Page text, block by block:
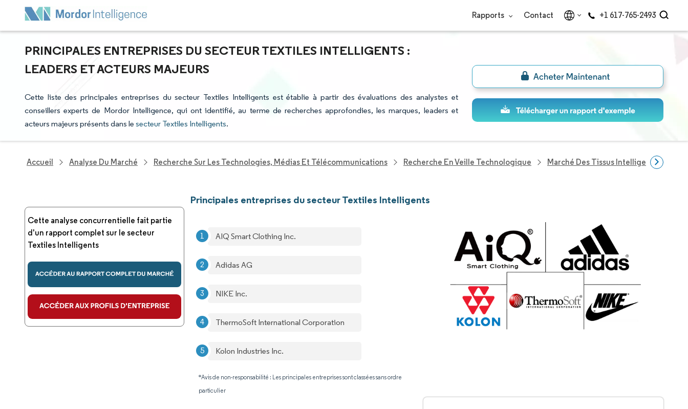
Rapports Contact +1 617-765-2493
PRINCIPALES ENTREPRISES DU SECTEUR TEXTILES INTELLIGENTS :
LEADERS ET ACTEURS MAJEURS
Cette liste des principales entreprises du secteur Textiles Intelligents est établie à partir des évaluations des analystes et
conseillers experts de Mordor Intelligence, qui ont identifié, au terme de recherches approfondies, les marques, leaders et
acteurs majeurs présents dans le secteur Textiles Intelligents.
Accueil Analyse Du Marché Recherche Sur Les Technologies, Médias Et Télécommunications Recherche En Veille Technologique Marché Des Tissus Intelligents
Cette analyse concurrentielle fait partie
d'un rapport complet sur le secteur
Textiles Intelligents
Principales entreprises du secteur Textiles Intelligents
AIQ Smart Clothing Inc.
Adidas AG
NIKE Inc.
ThermoSoft International Corporation
Kolon Industries Inc.
*Avis de non-responsabilité : Les principales entreprises sont classées sans ordre
particulier